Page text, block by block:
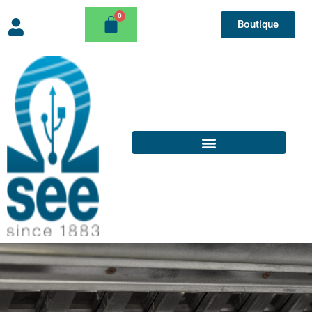
Boutique